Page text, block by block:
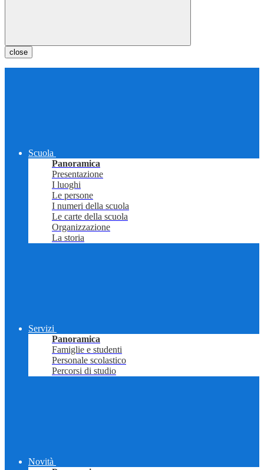
close
Scuola
Panoramica
Presentazione
I luoghi
Le persone
I numeri della scuola
Le carte della scuola
Organizzazione
La storia
Servizi
Panoramica
Famiglie e studenti
Personale scolastico
Percorsi di studio
Novità